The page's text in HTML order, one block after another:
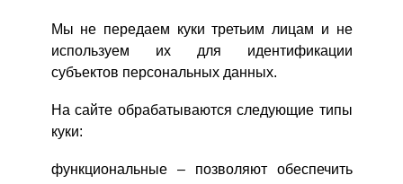
Мы не передаем куки третьим лицам и не
используем их для идентификации
субъектов персональных данных.
На сайте обрабатываются следующие типы
куки:
функциональные – позволяют обеспечить